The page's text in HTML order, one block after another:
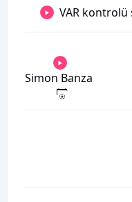
VAR kontrolü
Simon Banza